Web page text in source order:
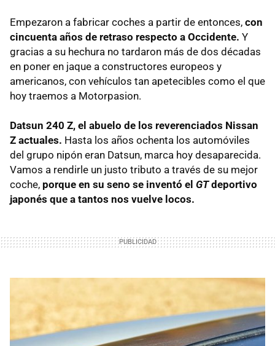
Empezaron a fabricar coches a partir de entonces, con
cincuenta años de retraso respecto a Occidente. Y
gracias a su hechura no tardaron más de dos décadas
en poner en jaque a constructores europeos y
americanos, con vehículos tan apetecibles como el que
hoy traemos a Motorpasion.
Datsun 240 Z, el abuelo de los reverenciados Nissan
Z actuales. Hasta los años ochenta los automóviles
del grupo nipón eran Datsun, marca hoy desaparecida.
Vamos a rendirle un justo tributo a través de su mejor
coche, porque en su seno se inventó el GTdeportivo
japonés que a tantos nos vuelve locos.